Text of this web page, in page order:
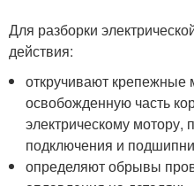
Для разборки
действия:
откручивают
освобожденную часть
электрическому мотору,
подключения и
определяют обрывы